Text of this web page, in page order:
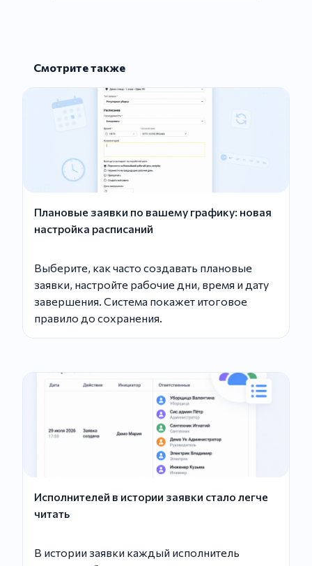
Смотрите также
Плановые заявки по вашему графику: новая
настройка расписаний
Выберите, как часто создавать плановые
заявки, настройте рабочие дни, время и дату
завершения. Система покажет итоговое
правило до сохранения.
Исполнителей в истории заявки стало легче
читать
В истории заявки каждый исполнитель